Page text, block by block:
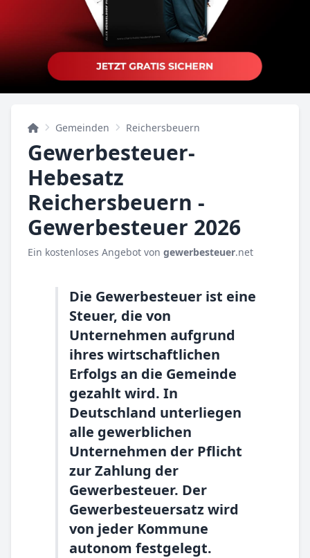
Gemeinden Reichersbeuern
Gewerbesteuer-
Hebesatz
Reichersbeuern -
Gewerbesteuer 2026
Ein kostenloses Angebot von gewerbesteuer.net
Die Gewerbesteuer ist eine
Steuer, die von
Unternehmen aufgrund
ihres wirtschaftlichen
Erfolgs an die Gemeinde
gezahlt wird. In
Deutschland unterliegen
alle gewerblichen
Unternehmen der Pflicht
zur Zahlung der
Gewerbesteuer. Der
Gewerbesteuersatz wird
von jeder Kommune
autonom festgelegt.